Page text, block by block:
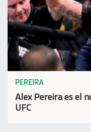
PEREIRA
Alex Pereira es el
UFC